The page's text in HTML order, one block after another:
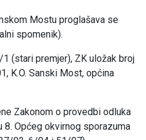
Mostu proglašava se
spomenik).
(stari premjer), ZK uložak broj
K.O. Sanski Most, općina
Zakonom o provedbi odluka
Općeg okvirnog sporazuma